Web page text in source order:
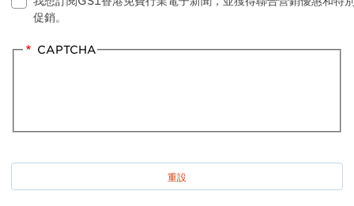
促銷。
CAPTCHA